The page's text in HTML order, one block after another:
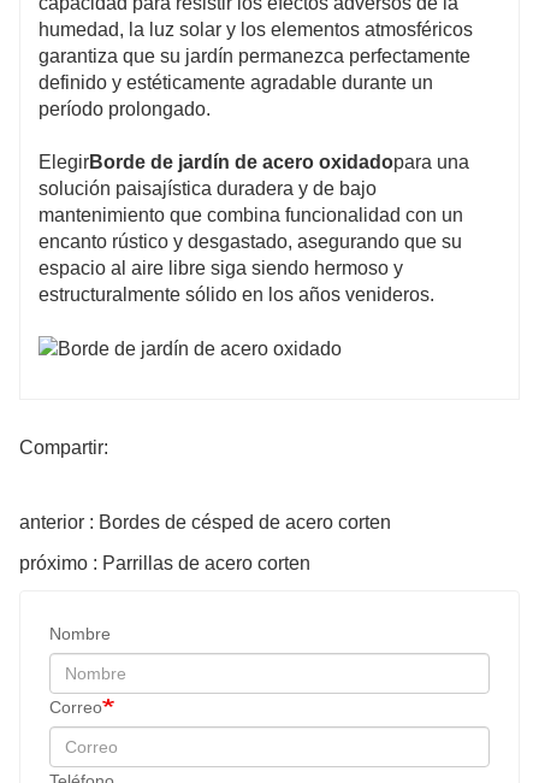
humedad, la luz solar y los elementos atmosféricos
garantiza que su jardín permanezca perfectamente
definido y estéticamente agradable durante un
período prolongado.
ElegirBorde de jardín de acero oxidadopara una
solución paisajística duradera y de bajo
mantenimiento que combina funcionalidad con un
encanto rústico y desgastado, asegurando que su
espacio al aire libre siga siendo hermoso y
estructuralmente sólido en los años venideros.
Compartir:
anterior : Bordes de césped de acero corten
próximo : Parrillas de acero corten
Nombre
Correo